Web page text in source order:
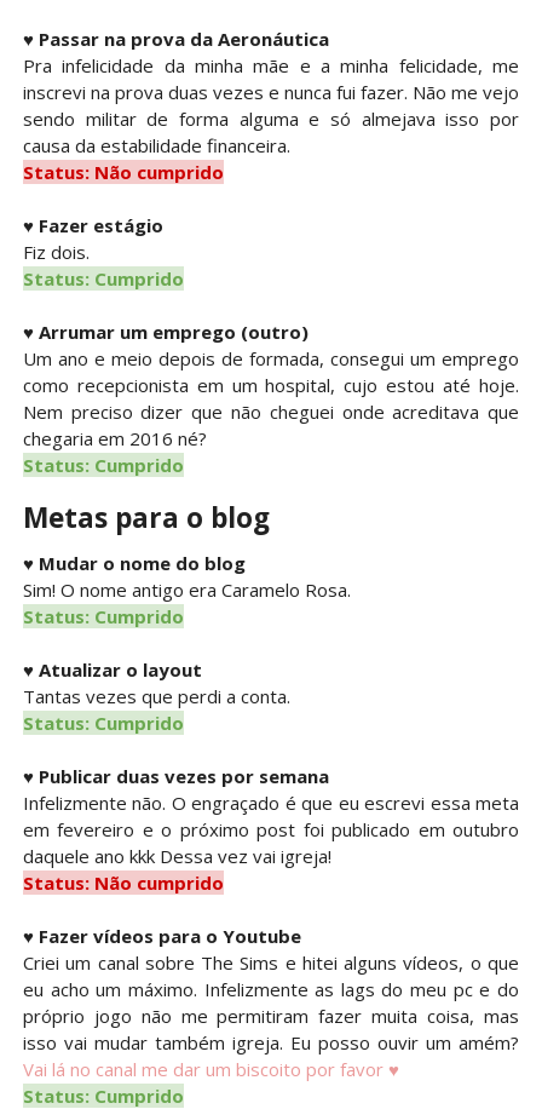
♥ Passar na prova da Aeronáutica
Pra infelicidade da minha mãe e a minha felicidade, me
inscrevi na prova duas vezes e nunca fui fazer. Não me vejo
sendo militar de forma alguma e só almejava isso por
causa da estabilidade financeira.
Status: Não cumprido
♥ Fazer estágio
Fiz dois.
Status: Cumprido
♥ Arrumar um emprego (outro)
Um ano e meio depois de formada, consegui um emprego
como recepcionista em um hospital, cujo estou até hoje.
Nem preciso dizer que não cheguei onde acreditava que
chegaria em 2016 né?
Status: Cumprido
Metas para o blog
♥ Mudar o nome do blog
Sim! O nome antigo era Caramelo Rosa.
Status: Cumprido
♥ Atualizar o layout
Tantas vezes que perdi a conta.
Status: Cumprido
♥ Publicar duas vezes por semana
Infelizmente não. O engraçado é que eu escrevi essa meta
em fevereiro e o próximo post foi publicado em outubro
daquele ano kkk Dessa vez vai igreja!
Status: Não cumprido
♥ Fazer vídeos para o Youtube
Criei um canal sobre The Sims e hitei alguns vídeos, o que
eu acho um máximo. Infelizmente as lags do meu pc e do
próprio jogo não me permitiram fazer muita coisa, mas
isso vai mudar também igreja. Eu posso ouvir um amém?
Vai lá no canal me dar um biscoito por favor ♥
Status: Cumprido